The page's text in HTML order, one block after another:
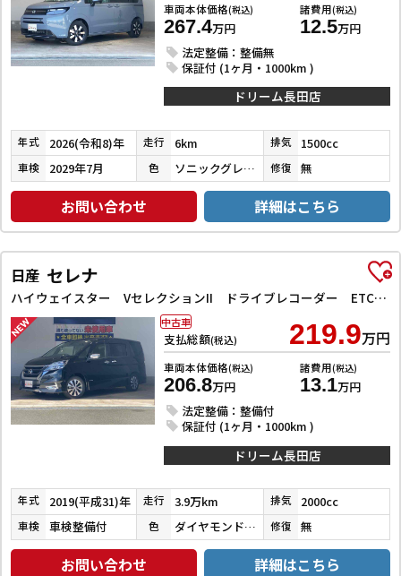
車両本体価格(税込)
267.4万円
諸費用(税込)
12.5万円
法定整備：整備無
保証付 (1ヶ月・1000km )
ドリーム長田店
年式 2026(令和8)年 走行 6km 排気 1500cc
車検 2029年7月 色 ソニックグレーパール 修復 無
お問い合わせ 詳細はこちら
日産 セレナ
ハイウェイスター VセレクションII ドライブレコーダー ETC 全周囲カメラ ナビ TV クリアランスソナー オートクルーズコントロール パークアシスト 衝突被害軽減システム 両側電動スライドドア オートライト LEDヘッドランプ
支払総額(税込) 219.9万円
車両本体価格(税込)
206.8万円
諸費用(税込)
13.1万円
法定整備：整備付
保証付 (1ヶ月・1000km )
中古車
ドリーム長田店
年式 2019(平成31)年 走行 3.9万km 排気 2000cc
車検 車検整備付 色 ダイヤモンドブラックパール 修復 無
お問い合わせ 詳細はこちら